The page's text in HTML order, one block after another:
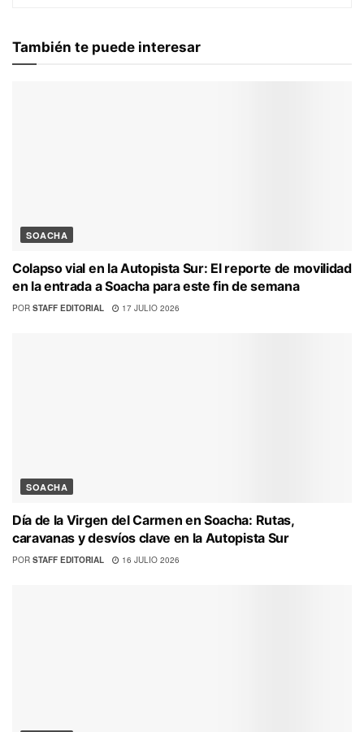
También te puede interesar
SOACHA
Colapso vial en la Autopista Sur: El reporte de movilidad
en la entrada a Soacha para este fin de semana
POR STAFF EDITORIAL 17 JULIO 2026
SOACHA
Día de la Virgen del Carmen en Soacha: Rutas,
caravanas y desvíos clave en la Autopista Sur
POR STAFF EDITORIAL 16 JULIO 2026